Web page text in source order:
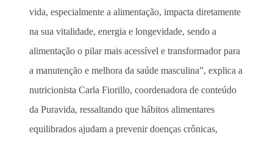
vida, especialmente a alimentação, impacta diretamente
na sua vitalidade, energia e longevidade, sendo a
alimentação o pilar mais acessível e transformador para
a manutenção e melhora da saúde masculina”, explica a
nutricionista Carla Fiorillo, coordenadora de conteúdo
da Puravida, ressaltando que hábitos alimentares
equilibrados ajudam a prevenir doenças crônicas,